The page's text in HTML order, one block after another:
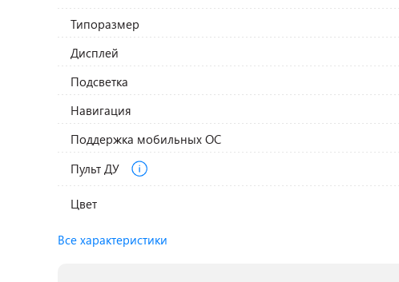
Типоразмер
Дисплей
Подсветка
Навигация
Поддержка мобильных ОС
Пульт ДУ
Цвет
Все характеристики